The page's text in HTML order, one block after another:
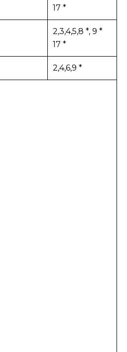
17 *
2,3,4,5,8 *, 9 *
17 *
2,4,6,9 *